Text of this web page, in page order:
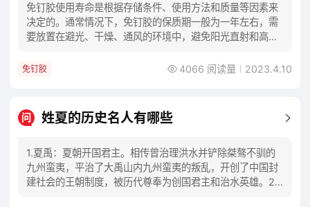
免钉胶使用寿命是根据存储条件、使用方法和质量等因素来
决定的。通常情况下，免钉胶的保质期一般为一年左右，需
要放置在避光、干燥、通风的环境中，避免阳光直射和高温
免钉胶 4066 阅读量 2023.4.10
问 姓夏的历史名人有哪些
1.夏禹：夏朝开国君主。相传曾治理洪水并铲除桀骜不驯的
九州蛮夷，平治了大禹山内九州蛮夷的叛乱，开创了中国封
建社会的王朝制度，被历代尊奉为创国君主和治水英雄。2.